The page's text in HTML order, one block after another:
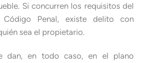
Si concurren los requisitos del
Penal, existe delito con
sea el propietario.
dan, en todo caso, en el plano